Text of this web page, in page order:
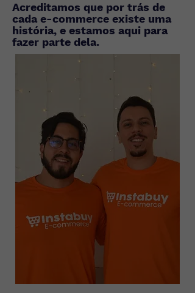
Acreditamos que por trás de
cada e-commerce existe uma
história, e estamos aqui para
fazer parte dela.